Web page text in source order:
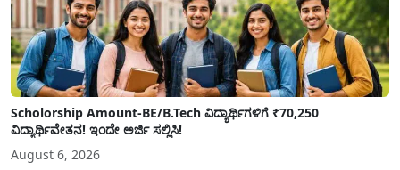
Scholorship Amount-BE/B.Tech ವಿದ್ಯಾರ್ಥಿಗಳಿಗೆ ₹70,250
ವಿದ್ಯಾರ್ಥಿವೇತನ! ಇಂದೇ ಅರ್ಜಿ ಸಲ್ಲಿಸಿ!
August 6, 2026